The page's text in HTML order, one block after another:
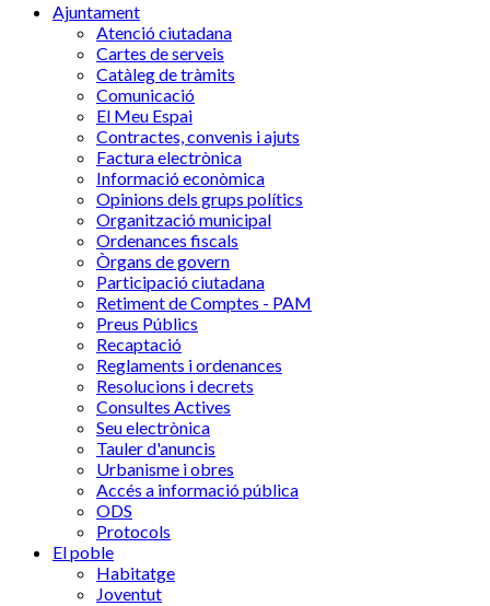
Ajuntament
Atenció ciutadana
Cartes de serveis
Catàleg de tràmits
Comunicació
El Meu Espai
Contractes, convenis i ajuts
Factura electrònica
Informació econòmica
Opinions dels grups polítics
Organització municipal
Ordenances fiscals
Òrgans de govern
Participació ciutadana
Retiment de Comptes - PAM
Preus Públics
Recaptació
Reglaments i ordenances
Resolucions i decrets
Consultes Actives
Seu electrònica
Tauler d'anuncis
Urbanisme i obres
Accés a informació pública
ODS
Protocols
El poble
Habitatge
Joventut